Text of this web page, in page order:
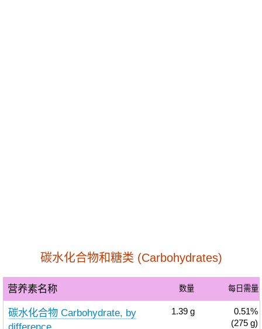
碳水化合物和糖类 (Carbohydrates)
营养素名称 数量 每日需量
碳水化合物 Carbohydrate, by
difference
1.39 g
0.51%
(275 g)